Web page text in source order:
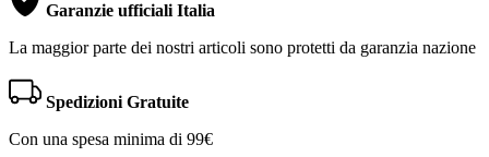
Garanzie ufficiali Italia
La maggior parte dei nostri articoli sono protetti da garanzia nazione
Spedizioni Gratuite
Con una spesa minima di 99€